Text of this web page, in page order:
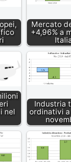
Mercato
+4,96% a
nel
Industria
ordinativi a